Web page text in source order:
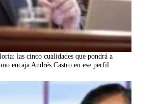
las cinco cualidades que pondrá a
encaja Andrés Castro en ese perfil